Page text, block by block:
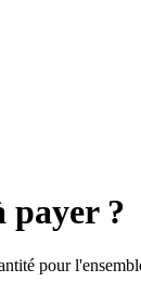
payer ?
pour